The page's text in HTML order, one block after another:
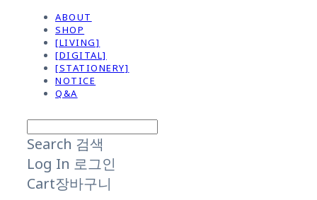
ABOUT
SHOP
[LIVING]
[DIGITAL]
[STATIONERY]
NOTICE
Q&A
Search 검색
Log In 로그인
Cart장바구니